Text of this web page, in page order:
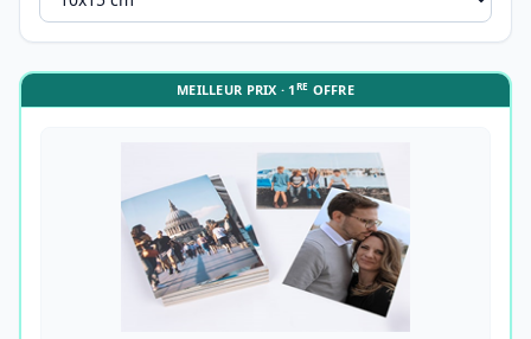
MEILLEUR PRIX · 1RE OFFRE